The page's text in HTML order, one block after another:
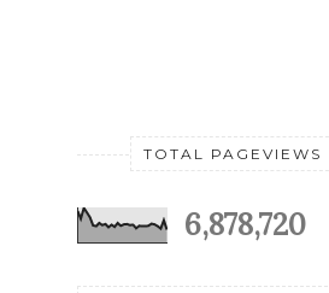
TOTAL PAGEVIEWS
6,878,720